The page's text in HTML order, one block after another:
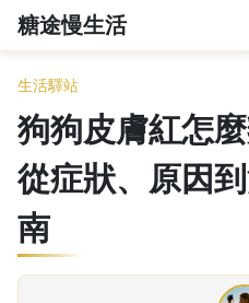
糖途慢生活
生活驛站
狗狗皮膚紅怎
從症狀、原因
南